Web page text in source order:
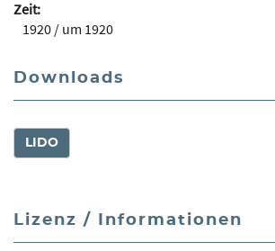
Zeit:
1920 / um 1920
Downloads
LIDO
Lizenz / Informationen